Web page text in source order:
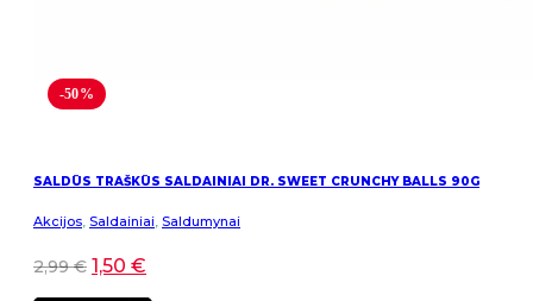
-50%
SALDŪS TRAŠKŪS SALDAINIAI DR. SWEET CRUNCHY BALLS 90G
Akcijos, Saldainiai, Saldumynai
2,99€ 1,50 €